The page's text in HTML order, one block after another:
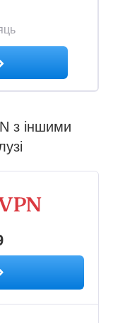
з іншими